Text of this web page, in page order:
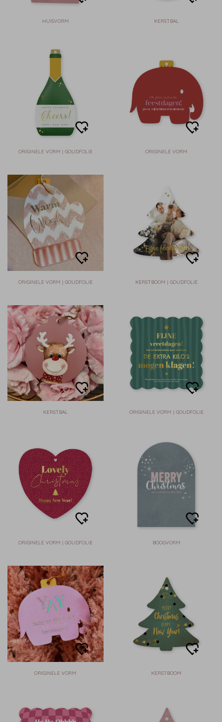
HUISVORM KERSTBAL
ORIGINELE VORM | GOUDFOLIE ORIGINELE VORM
ORIGINELE VORM | GOUDFOLIE KERSTBOOM | GOUDFOLIE
KERSTBAL ORIGINELE VORM | GOUDFOLIE
ORIGINELE VORM | GOUDFOLIE BOOGVORM
ORIGINELE VORM KERSTBOOM